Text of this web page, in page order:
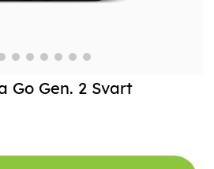
Go Gen. 2 Svart